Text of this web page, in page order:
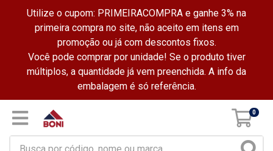
Utilize o cupom: PRIMEIRACOMPRA e ganhe 3% na
primeira compra no site, não aceito em itens em
promoção ou já com descontos fixos.
Você pode comprar por unidade! Se o produto tiver
múltiplos, a quantidade já vem preenchida. A info da
embalagem é só referência.
0